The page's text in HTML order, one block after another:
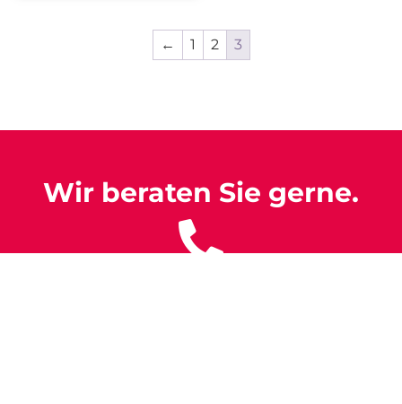
← 1 2 3
Wir beraten Sie gerne.